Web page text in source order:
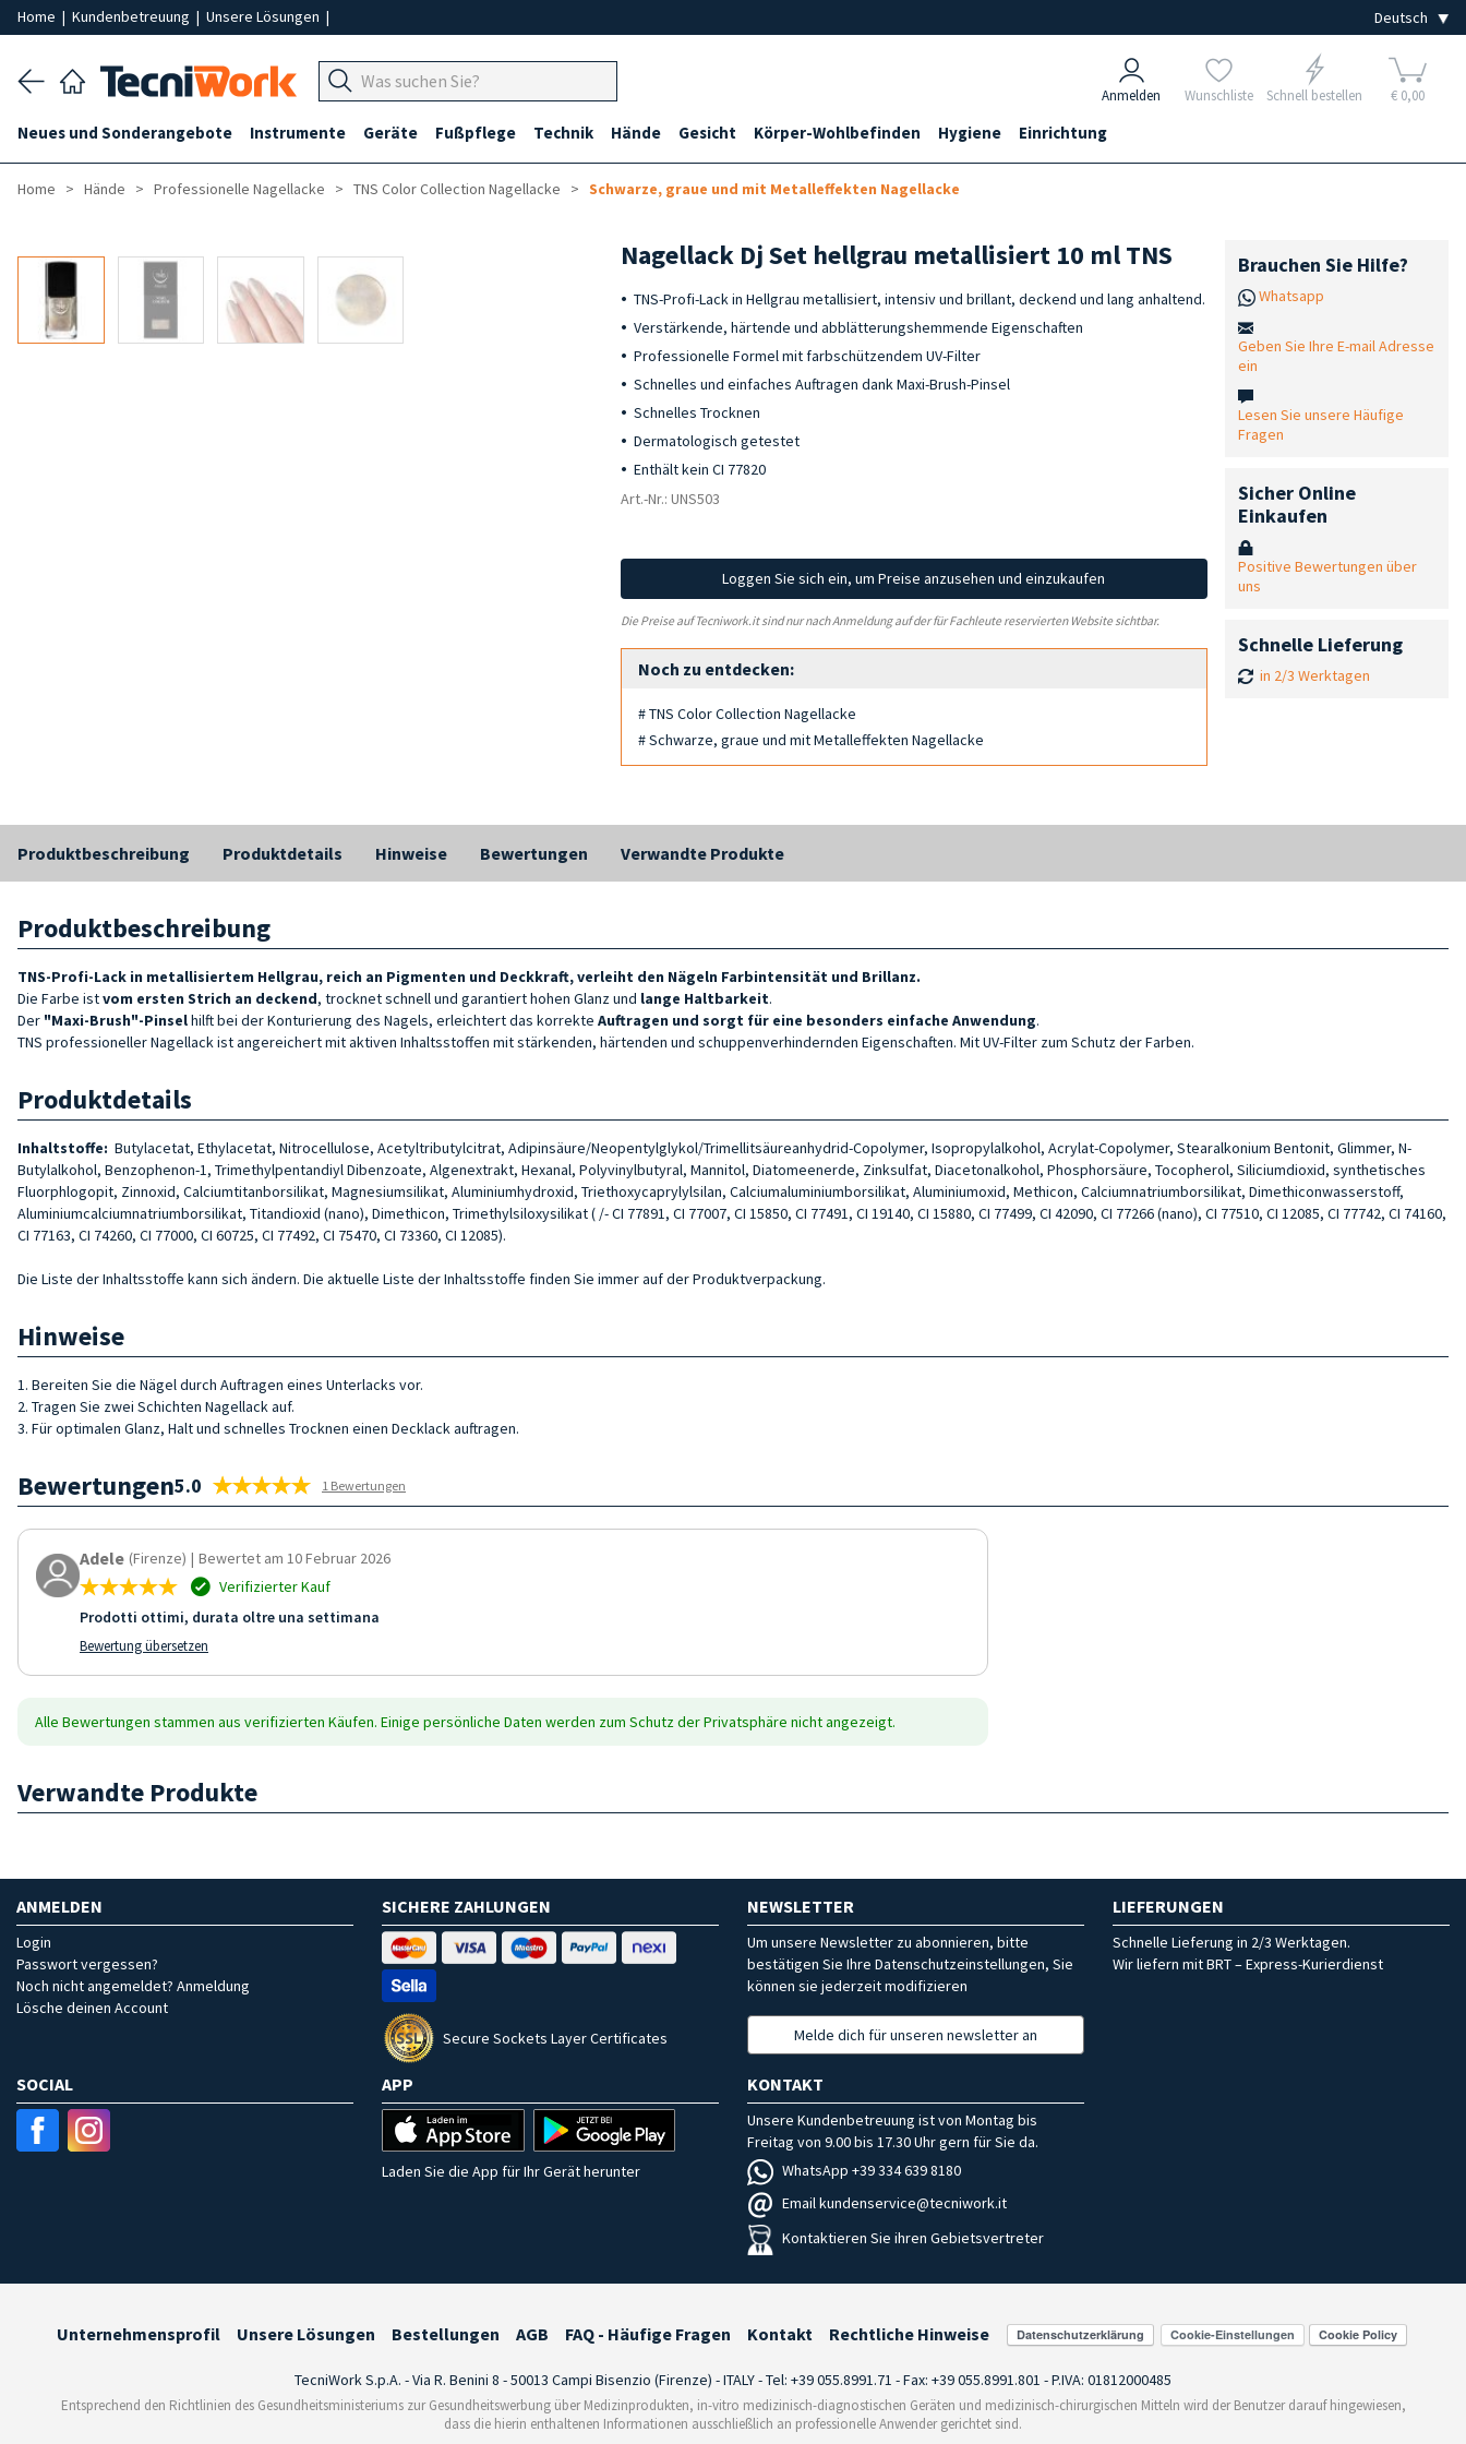
Home | Kundenbetreuung | Unsere Lösungen |
Anmelden Wunschliste Schnell bestellen € 0,00
Neues und Sonderangebote Instrumente Geräte Fußpflege Technik Hände Gesicht Körper-Wohlbefinden Hygiene Einrichtung
Home Hände Professionelle Nagellacke TNS Color Collection Nagellacke Schwarze, graue und mit Metalleffekten Nagellacke
Nagellack Dj Set hellgrau metallisiert 10 ml TNS
TNS-Profi-Lack in Hellgrau metallisiert, intensiv und brillant, deckend und lang anhaltend.
Verstärkende, härtende und abblätterungshemmende Eigenschaften
Professionelle Formel mit farbschützendem UV-Filter
Schnelles und einfaches Auftragen dank Maxi-Brush-Pinsel
Schnelles Trocknen
Dermatologisch getestet
Enthält kein CI 77820
Art.-Nr.: UNS503
Loggen Sie sich ein, um Preise anzusehen und einzukaufen
Die Preise auf Tecniwork.it sind nur nach Anmeldung auf der für Fachleute reservierten Website sichtbar.
Noch zu entdecken:
# TNS Color Collection Nagellacke
# Schwarze, graue und mit Metalleffekten Nagellacke
Brauchen Sie Hilfe?
Whatsapp
Geben Sie Ihre E-mail Adresse
ein
Lesen Sie unsere Häufige
Fragen
Sicher Online
Einkaufen
Positive Bewertungen über
uns
Schnelle Lieferung
in 2/3 Werktagen
Produktbeschreibung Produktdetails Hinweise Bewertungen Verwandte Produkte
Produktbeschreibung
TNS-Profi-Lack in metallisiertem Hellgrau, reich an Pigmenten und Deckkraft, verleiht den Nägeln Farbintensität und Brillanz.
Die Farbe istvom ersten Strich an deckend, trocknet schnell und garantiert hohen Glanz und lange Haltbarkeit.
Der "Maxi-Brush"-Pinselhilft bei der Konturierung des Nagels, erleichtert das korrekte Auftragen und sorgt für eine besonders einfache Anwendung.
TNS professioneller Nagellack ist angereichert mit aktiven Inhaltsstoffen mit stärkenden, härtenden und schuppenverhindernden Eigenschaften. Mit UV-Filter zum Schutz der Farben.
Produktdetails
Inhaltstoffe: Butylacetat, Ethylacetat, Nitrocellulose, Acetyltributylcitrat, Adipinsäure/Neopentylglykol/Trimellitsäureanhydrid-Copolymer, Isopropylalkohol, Acrylat-Copolymer, Stearalkonium Bentonit, Glimmer, N-
Butylalkohol, Benzophenon-1, Trimethylpentandiyl Dibenzoate, Algenextrakt, Hexanal, Polyvinylbutyral, Mannitol, Diatomeenerde, Zinksulfat, Diacetonalkohol, Phosphorsäure, Tocopherol, Siliciumdioxid, synthetisches
Fluorphlogopit, Zinnoxid, Calciumtitanborsilikat, Magnesiumsilikat, Aluminiumhydroxid, Triethoxycaprylylsilan, Calciumaluminiumborsilikat, Aluminiumoxid, Methicon, Calciumnatriumborsilikat, Dimethiconwasserstoff,
Aluminiumcalciumnatriumborsilikat, Titandioxid (nano), Dimethicon, Trimethylsiloxysilikat ( /- CI 77891, CI 77007, CI 15850, CI 77491, CI 19140, CI 15880, CI 77499, CI 42090, CI 77266 (nano), CI 77510, CI 12085, CI 77742, CI 74160,
CI 77163, CI 74260, CI 77000, CI 60725, CI 77492, CI 75470, CI 73360, CI 12085).
Die Liste der Inhaltsstoffe kann sich ändern. Die aktuelle Liste der Inhaltsstoffe finden Sie immer auf der Produktverpackung.
Hinweise
1. Bereiten Sie die Nägel durch Auftragen eines Unterlacks vor.
2. Tragen Sie zwei Schichten Nagellack auf.
3. Für optimalen Glanz, Halt und schnelles Trocknen einen Decklack auftragen.
Bewertungen5.0 1 Bewertungen
Adele (Firenze) | Bewertet am 10 Februar 2026
Verifizierter Kauf
Prodotti ottimi, durata oltre una settimana
Bewertung übersetzen
Alle Bewertungen stammen aus verifizierten Käufen. Einige persönliche Daten werden zum Schutz der Privatsphäre nicht angezeigt.
Verwandte Produkte
ANMELDEN
Login
Passwort vergessen?
Noch nicht angemeldet? Anmeldung
Lösche deinen Account
SICHERE ZAHLUNGEN
Secure Sockets Layer Certificates
NEWSLETTER
Um unsere Newsletter zu abonnieren, bitte
bestätigen Sie Ihre Datenschutzeinstellungen, Sie
können sie jederzeit modifizieren
Melde dich für unseren newsletter an
LIEFERUNGEN
Schnelle Lieferung in 2/3 Werktagen.
Wir liefern mit BRT – Express-Kurierdienst
SOCIAL APP
Laden Sie die App für Ihr Gerät herunter
KONTAKT
Unsere Kundenbetreuung ist von Montag bis
Freitag von 9.00 bis 17.30 Uhr gern für Sie da.
WhatsApp +39 334 639 8180
Email kundenservice@tecniwork.it
Kontaktieren Sie ihren Gebietsvertreter
Unternehmensprofil Unsere Lösungen Bestellungen AGB FAQ - Häufige Fragen Kontakt Rechtliche Hinweise Cookie-Einstellungen
TecniWork S.p.A. - Via R. Benini 8 - 50013 Campi Bisenzio (Firenze) - ITALY - Tel: +39 055.8991.71 - Fax: +39 055.8991.801 - P.IVA: 01812000485
Entsprechend den Richtlinien des Gesundheitsministeriums zur Gesundheitswerbung über Medizinprodukten, in-vitro medizinisch-diagnostischen Geräten und medizinisch-chirurgischen Mitteln wird der Benutzer darauf hingewiesen,
dass die hierin enthaltenen Informationen ausschließlich an professionelle Anwender gerichtet sind.